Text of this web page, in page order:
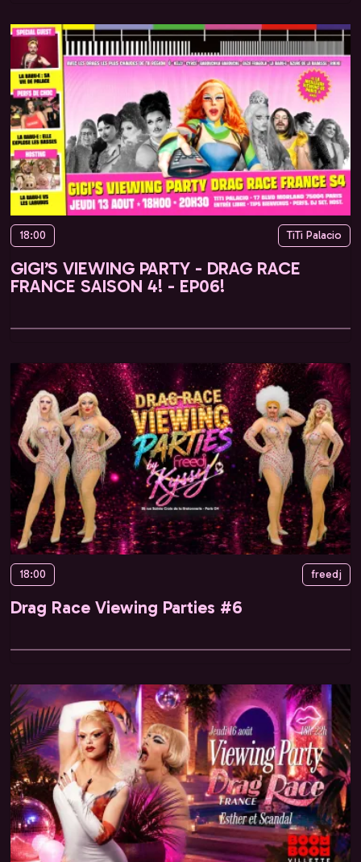
18:00 TiTi Palacio
GIGI’S VIEWING PARTY - DRAG RACE
FRANCE SAISON 4! - EP06!
18:00 freedj
Drag Race Viewing Parties #6